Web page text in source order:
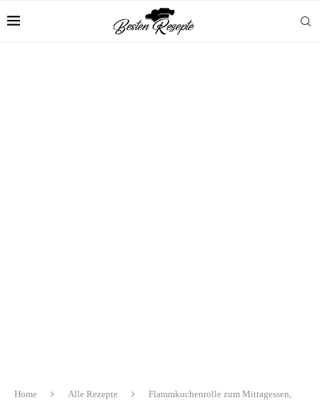
Home Alle Rezepte
Flammkuchenrolle zum Mittagessen,